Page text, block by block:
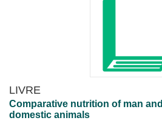
LIVRE
Comparative nutrition of man and
domestic animals